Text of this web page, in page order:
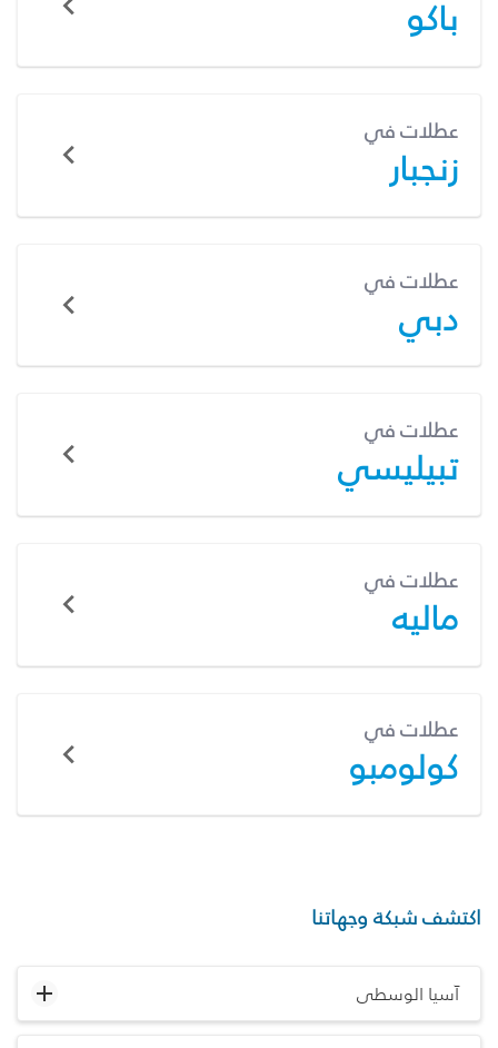
باكو
عطلات في
زنجبار
عطلات في
دبي
عطلات في
تبيليسي
عطلات في
ماليه
عطلات في
كولومبو
اكتشف شبكة وجهاتنا
آسيا الوسطى